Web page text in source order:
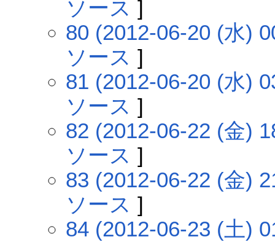
ソース ]
80 (2012-06-20 (水)
ソース ]
81 (2012-06-20 (水)
ソース ]
82 (2012-06-22 (金)
ソース ]
83 (2012-06-22 (金)
ソース ]
84 (2012-06-23 (土)